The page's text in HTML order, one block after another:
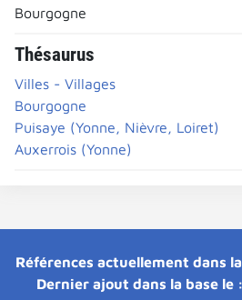
Bourgogne
Thésaurus
Villes - Villages
Bourgogne
Puisaye (Yonne, Nièvre, Loiret)
Auxerrois (Yonne)
Références actuellement dans
Dernier ajout dans la base le :